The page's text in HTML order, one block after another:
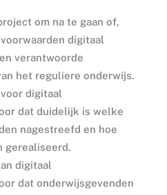
om na te gaan of,
digitaal
verantwoorde
het reguliere onderwijs.
digitaal
dat duidelijk is welke
nagestreefd en hoe
gerealiseerd.
digitaal
dat onderwijsgevenden